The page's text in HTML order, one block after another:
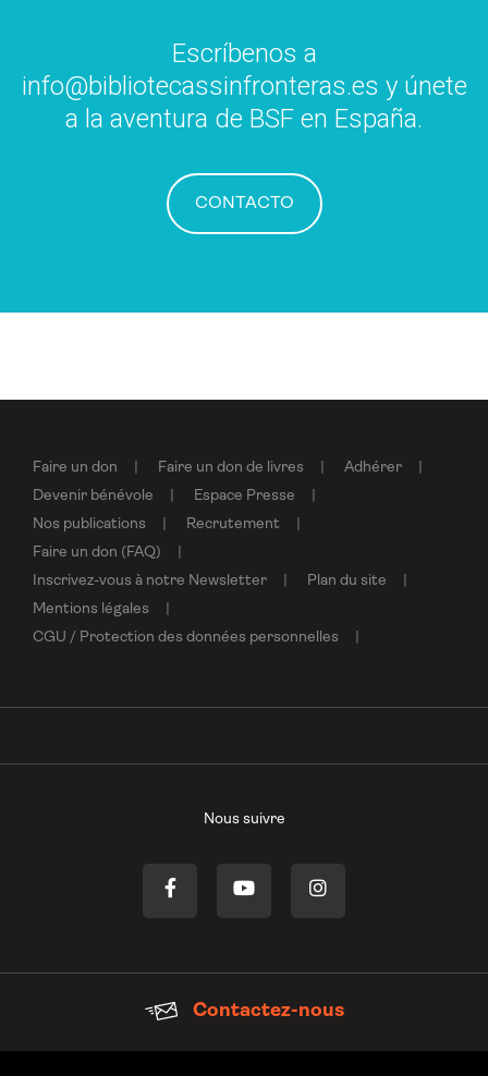
Escríbenos a
info@bibliotecassinfronteras.es y únete
a la aventura de BSF en España.
CONTACTO
Faire un don Faire un don de livres
Adhérer
Devenir bénévole
Espace Presse
Nos publications
Recrutement
Faire un don (FAQ)
Inscrivez-vous à notre Newsletter
Plan du site
Mentions légales
CGU / Protection des données personnelles
Nous suivre
Contactez-nous